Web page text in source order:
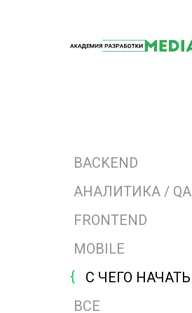
BACKEND
АНАЛИТИКА / QA
FRONTEND
MOBILE
С ЧЕГО НАЧАТЬ
ВСЕ